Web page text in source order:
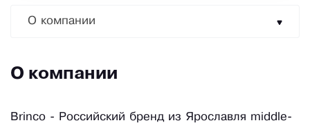
О компании
О компании
Brinco - Российский бренд из Ярославля middle-